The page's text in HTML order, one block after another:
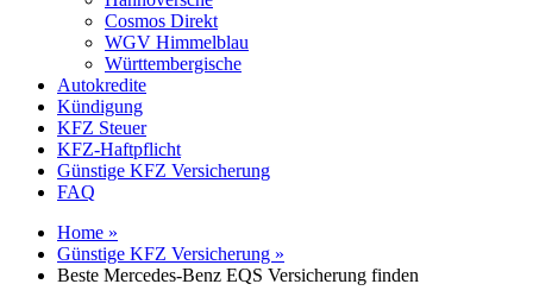
Cosmos Direkt
WGV Himmelblau
Württembergische
Autokredite
Kündigung
KFZ Steuer
KFZ-Haftpflicht
Günstige KFZ Versicherung
FAQ
Home »
Günstige KFZ Versicherung »
Beste Mercedes-Benz EQS Versicherung finden